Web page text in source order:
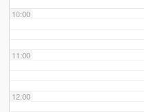
10:00
11:00
12:00